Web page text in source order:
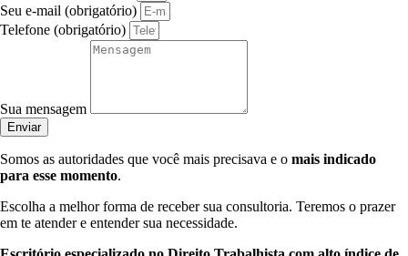
Seu e-mail (obrigatório)
Telefone (obrigatório)
Sua mensagem
Enviar
Somos as autoridades que você mais precisava e o mais indicado
para esse momento.
Escolha a melhor forma de receber sua consultoria. Teremos o prazer
em te atender e entender sua necessidade.